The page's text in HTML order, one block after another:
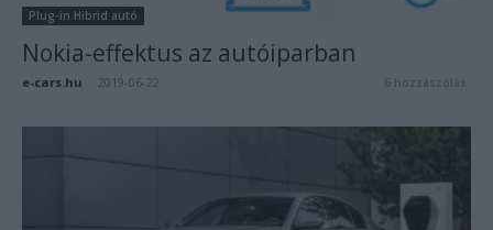
Plug-in Hibrid autó
Nokia-effektus az autóiparban
e-cars.hu 2019-06-22 6 hozzászólás